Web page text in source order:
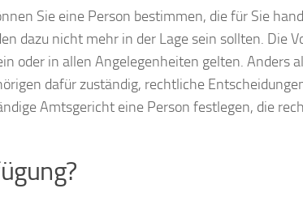
Sie eine Person bestimmen, die für Sie
dazu nicht mehr in der Lage sein sollten. Die
oder in allen Angelegenheiten gelten. Anders
dafür zuständig, rechtliche
Amtsgericht eine Person festlegen, die